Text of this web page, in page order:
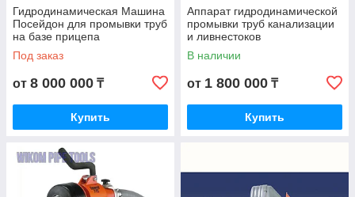
Гидродинамическая Машина
Посейдон для промывки труб
на базе прицепа
Под заказ
от 8 000 000 ₸
Купить
Аппарат гидродинамической
промывки труб канализации
и ливнестоков
В наличии
от 1 800 000 ₸
Купить